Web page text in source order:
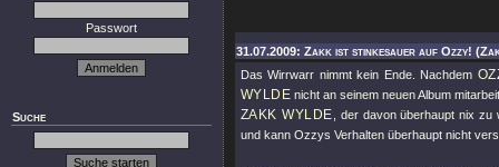
Passwort
Suche
31.07.2009: Zakk ist stinkesauer auf Ozzy!
Das Wirrwarr nimmt kein Ende. Nachdem
WYLDE nicht an seinem neuen Album
ZAKK WYLDE , der davon überhaupt nix
und kann Ozzys Verhalten überhaupt nicht